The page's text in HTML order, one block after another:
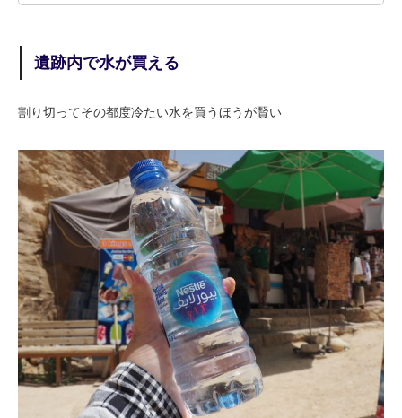
遺跡内で水が買える
割り切ってその都度冷たい水を買うほうが賢い